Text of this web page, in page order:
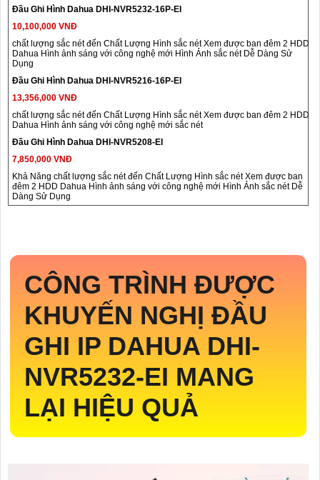
Đầu Ghi Hình Dahua DHI-NVR5232-16P-EI
10,100,000 VNĐ
chất lượng sắc nét đến Chất Lượng Hình sắc nét Xem được ban đêm 2 HDD
Dahua Hình ảnh sáng với công nghệ mới Hình Ảnh sắc nét Dễ Dàng Sử
Dụng
Đầu Ghi Hình Dahua DHI-NVR5216-16P-EI
13,356,000 VNĐ
chất lượng sắc nét đến Chất Lượng Hình sắc nét Xem được ban đêm 2 HDD
Dahua Hình ảnh sáng với công nghệ mới sắc nét
Đầu Ghi Hình Dahua DHI-NVR5208-EI
7,850,000 VNĐ
Khả Năng chất lượng sắc nét đến Chất Lượng Hình sắc nét Xem được ban
đêm 2 HDD Dahua Hình ảnh sáng với công nghệ mới Hình Ảnh sắc nét Dễ
Dàng Sử Dụng
CÔNG TRÌNH ĐƯỢC
KHUYẾN NGHỊ ĐẦU
GHI IP DAHUA DHI-
NVR5232-EI MANG
LẠI HIỆU QUẢ